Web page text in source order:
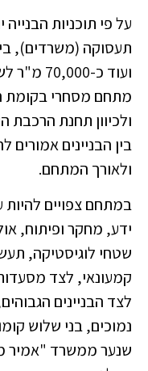
ועוד כ-70,000 מ"ר לשטחי מסחר
מתחם מסחרי בקומת
ולכיוון תחנת
בין הבניינים אמורים
ולאורך המתחם.
במתחם צפויים להיות
ידע, מחקר ופיתוח,
שטחי לוגיסטיקה,
קמעונאי, לצד
לצד הבניינים
נמוכים, בני שלוש
שנער ממשרד "אמיר